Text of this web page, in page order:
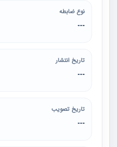
نوع ضابطه
---
تاریخ انتشار
---
تاریخ تصویب
---